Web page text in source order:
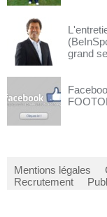
grand
Mentions légales
Recrutement